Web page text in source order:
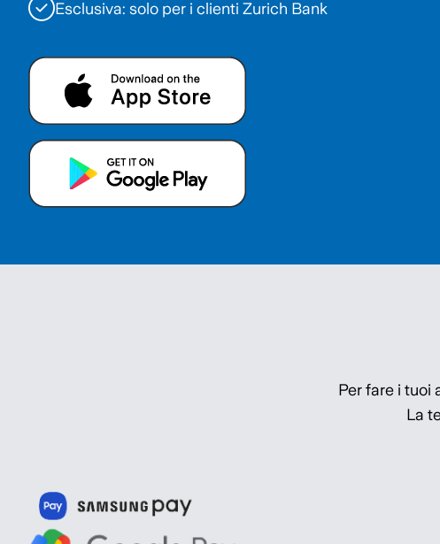
Esclusiva: solo per i clienti Zurich Bank
Per fare i tuoi
La